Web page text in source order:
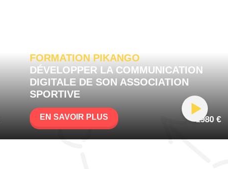
FORMATION PIKANGO
DÉVELOPPER LA COMMUNICATION
DIGITALE DE SON ASSOCIATION
SPORTIVE
EN SAVOIR PLUS 1980 €